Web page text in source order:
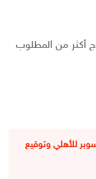
أكثر من المطلوب
للأهلي وتوقيع